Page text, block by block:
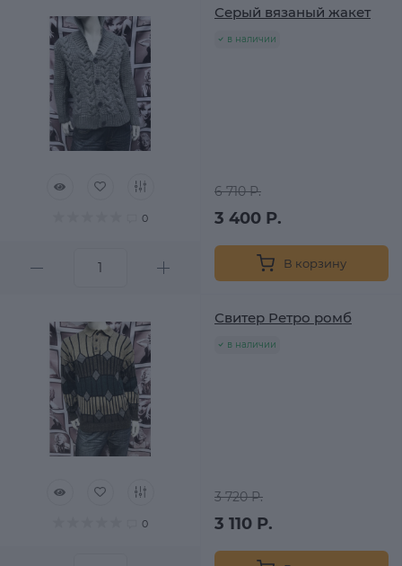
0
Серый вязаный жакет
в наличии
6 710 Р.
3 400 Р.
В корзину
0
Свитер Ретро ромб
в наличии
3 720 Р.
3 110 Р.